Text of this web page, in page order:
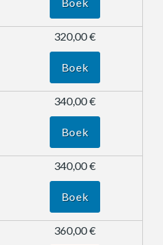
Boek
320,00 €
Boek
340,00 €
Boek
340,00 €
Boek
360,00 €